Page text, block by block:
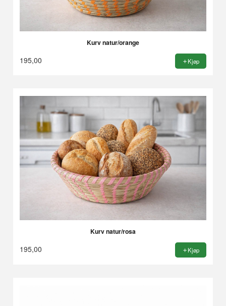
Kurv natur/orange
195,00 Kjøp
Kurv natur/rosa
195,00 Kjøp